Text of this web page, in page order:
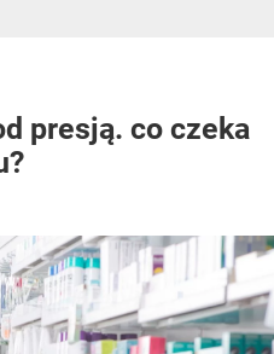
presją. co czeka